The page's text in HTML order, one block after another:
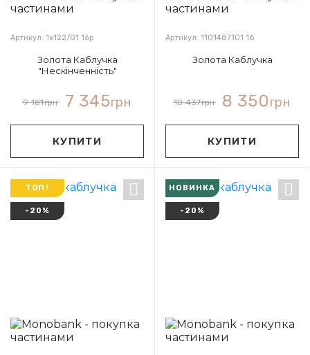
Артикул: 1к122/01 16р
Золота Каблучка
"Нескінченність"
9 181грн 7 345грн
КУПИТИ
Артикул: 1101487101 16
Золота Каблучка
10 437грн 8 350грн
КУПИТИ
ТОП!
-20%
НОВИНКА
-20%